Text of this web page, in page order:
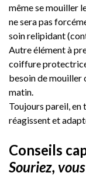
même se mouiller
ne sera pas
soin relipidant
Autre élément à
coiffure
besoin de mouiller
matin.
Toujours pareil, en
réagissent et
Conseils
Souriez,